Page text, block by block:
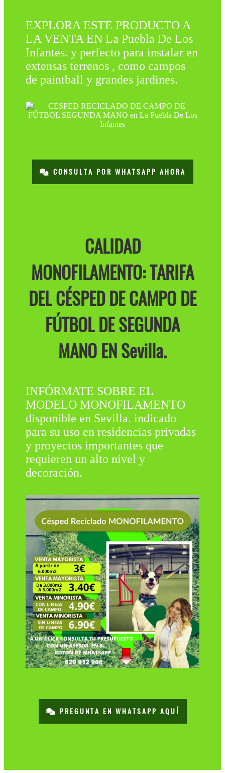
EXPLORA ESTE PRODUCTO A
LA VENTA EN La Puebla De Los
Infantes. y perfecto para instalar en
extensas terrenos , como campos
de paintball y grandes jardines.
CONSULTA POR WHATSAPP AHORA
CALIDAD
MONOFILAMENTO: TARIFA
DEL CÉSPED DE CAMPO DE
FÚTBOL DE SEGUNDA
MANO EN Sevilla.
INFÓRMATE SOBRE EL
MODELO MONOFILAMENTO
disponible en Sevilla. indicado
para su uso en residencias privadas
y proyectos importantes que
requieren un alto nivel y
decoración.
PREGUNTA EN WHATSAPP AQUÍ